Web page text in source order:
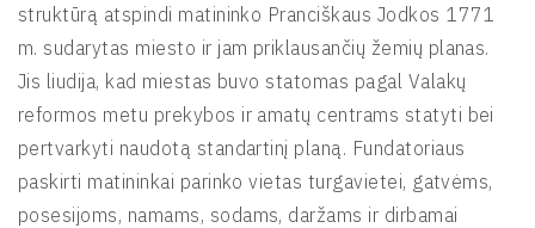
struktūrą atspindi matininko Pranciškaus Jodkos 1771
m. sudarytas miesto ir jam priklausančių žemių planas.
Jis liudija, kad miestas buvo statomas pagal Valakų
reformos metu prekybos ir amatų centrams statyti bei
pertvarkyti naudotą standartinį planą. Fundatoriaus
paskirti matininkai parinko vietas turgavietei, gatvėms,
posesijoms, namams, sodams, daržams ir dirbamai